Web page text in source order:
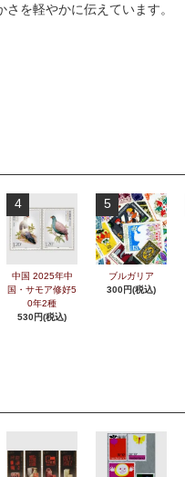
を軽やかに伝えています。
4
中国 2025年中
国・サモア修好5
0年2種
530円(税込)
5
ブルガリア
300円(税込)